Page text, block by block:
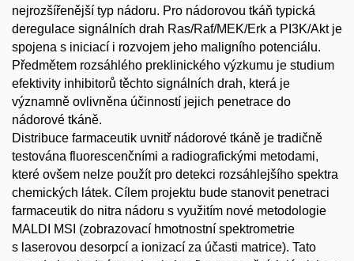
nejrozšířenější typ nádoru. Pro nádorovou tkáň typická
deregulace signálních drah Ras/Raf/MEK/Erk a PI3K/Akt je
spojena s iniciací i rozvojem jeho maligního potenciálu.
Předmětem rozsáhlého preklinického výzkumu je studium
efektivity inhibitorů těchto signálních drah, která je
významně ovlivněna účinností jejich penetrace do
nádorové tkáně.
Distribuce farmaceutik uvnitř nádorové tkáně je tradičně
testována fluorescenčními a radiografickými metodami,
které ovšem nelze použít pro detekci rozsáhlejšího spektra
chemických látek. Cílem projektu bude stanovit penetraci
farmaceutik do nitra nádoru s využitím nové metodologie
MALDI MSI (zobrazovací hmotnostní spektrometrie
s laserovou desorpcí a ionizací za účasti matrice). Tato